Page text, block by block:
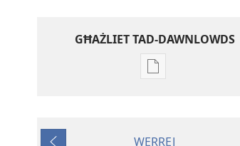
GĦAŻLIET TAD-DAWNLOWDS
Għażliet
pubblikazzjonijiet
WERREJ